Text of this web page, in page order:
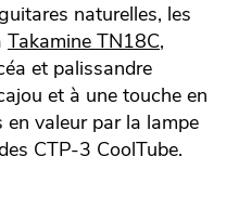
naturelles, les
Takamine TN18C,
et palissandre
et à une touche en
en valeur par la lampe
CTP-3 CoolTube.